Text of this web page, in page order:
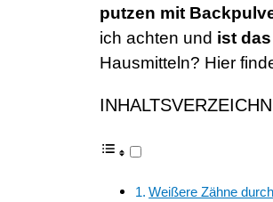
putzen mit
ich achten und ist
Hausmitteln? Hier
Weißere Zähne